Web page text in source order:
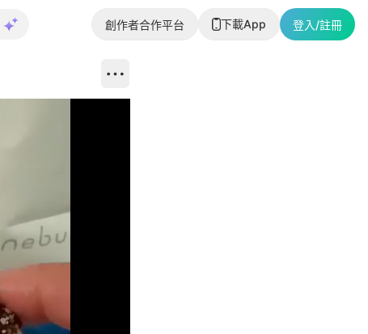
創作者合作平台 下載App 登入/註冊